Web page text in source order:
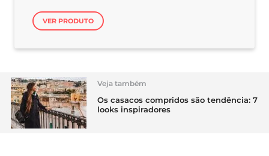
VER PRODUTO
Veja também
Os casacos compridos são tendência: 7
looks inspiradores